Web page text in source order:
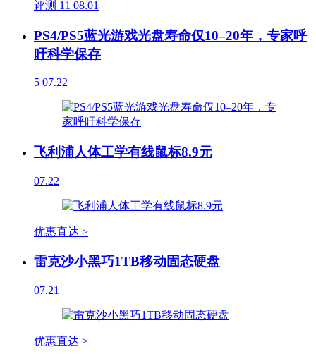
评测 11 08.01
PS4/PS5蓝光游戏光盘寿命仅10–20年，专家呼
吁科学保存
5 07.22
飞利浦人体工学有线鼠标8.9元
07.22
优惠直达 >
雷克沙小黑巧1TB移动固态硬盘
07.21
优惠直达 >